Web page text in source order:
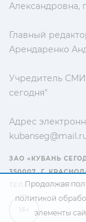
Александровна,
Главный
Арендаренко
Учредитель СМИ
сегодня"
Адрес
ЗАО «КУБАНЬ
350007, Г.
ТЕЛ.: +7(861) 267-15-
Продолжая
политикой
элементы